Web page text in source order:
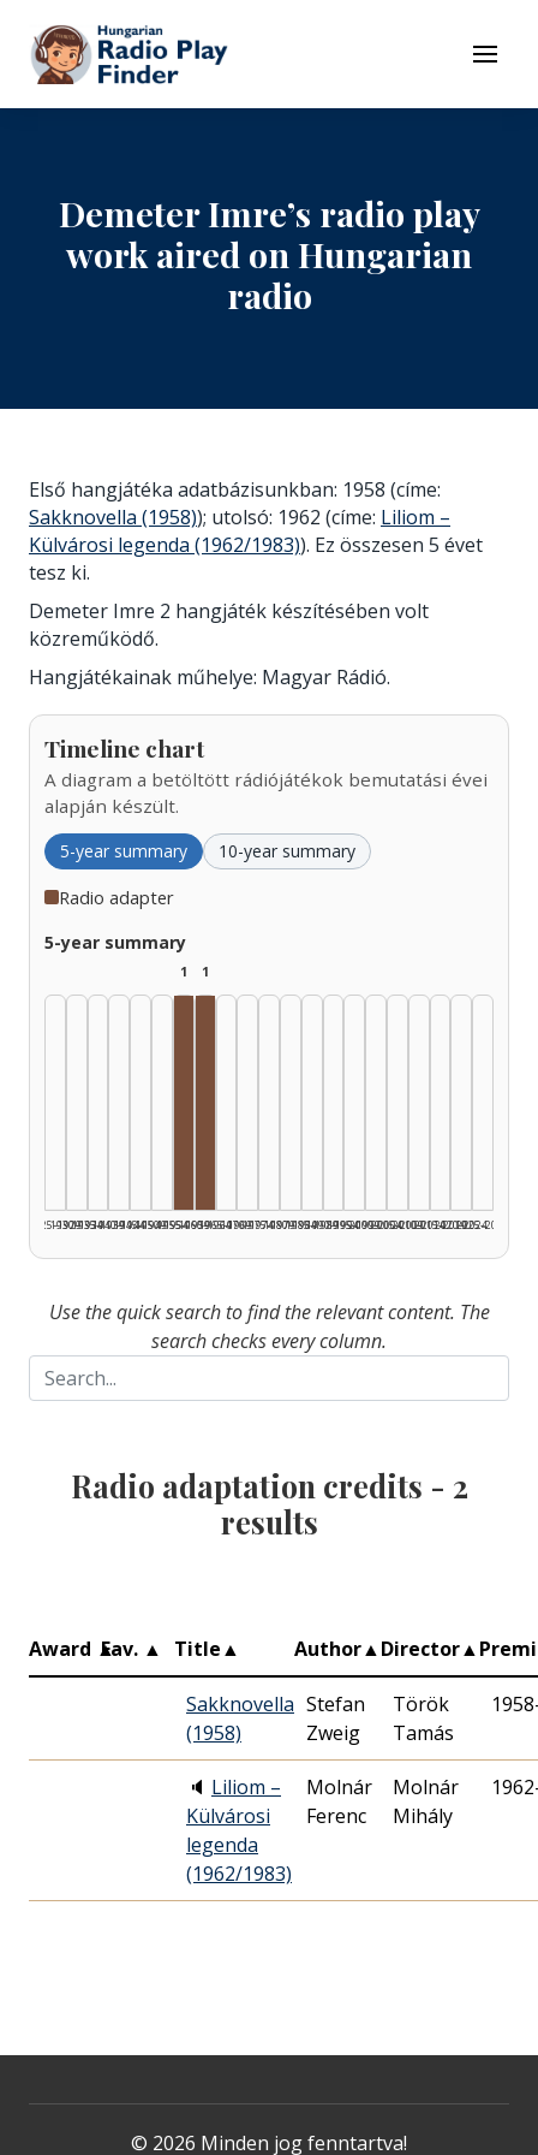
To contents
Menu
Demeter Imre’s radio play
work aired on Hungarian
radio
Első hangjátéka adatbázisunkban: 1958 (címe:
Sakknovella (1958)); utolsó: 1962 (címe: Liliom –
Külvárosi legenda (1962/1983)). Ez összesen 5 évet
tesz ki.
Demeter Imre 2 hangjáték készítésében volt
közreműködő.
Hangjátékainak műhelye: Magyar Rádió.
Timeline chart
A diagram a betöltött rádiójátékok bemutatási évei
alapján készült.
5-year summary 10-year summary
Radio adapter
5-year summary
1925–1929
1930–1934
1935–1939
1940–1944
1945–1949
1950–1954
1
1955–1959
1
1960–1964
1965–1969
1970–1974
1975–1979
1980–1984
1985–1989
1990–1994
1995–1999
2000–2004
2005–2009
2010–2014
2015–2019
2020–2024
2025–2026
Use the quick search to find the relevant content. The
search checks every column.
Radio adaptation credits - 2
results
Award ▲
Fav. ▲ Title▲ Author▲Director▲
Sakknovella
(1958)
Stefan
Zweig
Török
Tamás
🔈 Liliom –
Külvárosi
legenda
(1962/1983)
Molnár
Ferenc
Molnár
Mihály
© 2026 Minden jog fenntartva!